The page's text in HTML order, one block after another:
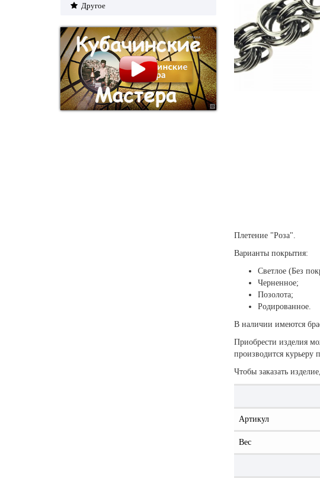
Другое
Плетение "Роза".
Варианты покрытия:
Светлое (Без
Черненное;
Позолота;
Родированное.
В наличии имеются
Приобрести изделия
производится курьеру
Чтобы заказать
Артикул
Вес